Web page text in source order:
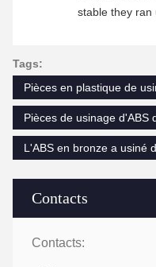
Contacts
Contacts:
stable they ran
Tags:
Pièces en plastique de
Pièces de usinage d'ABS
L'ABS en bronze a usiné